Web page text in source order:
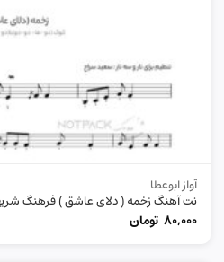
آواز ابوعطا
نت آهنگ زخمه ( دلای عاشق ) فرهنگ
80,000 تومان